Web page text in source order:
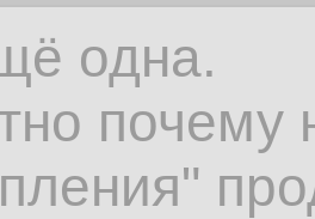
одна.
почему